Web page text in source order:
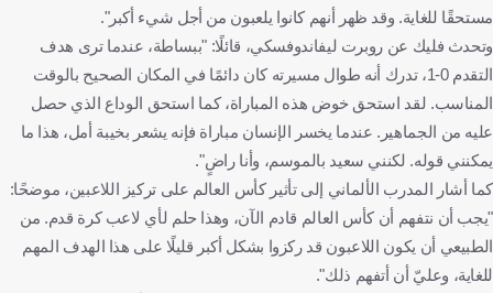
مستحقًا للغاية. وقد ظهر أنهم كانوا يلعبون من أجل شيء أكبر".
وتحدث فليك عن روبرت ليفاندوفسكي، قائلًا: "ببساطة، عندما ترى هدف
التقدم 0-1، تدرك أنه طوال مسيرته كان دائمًا في المكان الصحيح بالوقت
المناسب. لقد استحق خوض هذه المباراة، كما استحق الوداع الذي حصل
عليه من الجماهير. عندما يخسر الإنسان مباراة فإنه يشعر بخيبة أمل، هذا ما
يمكنني قوله. لكنني سعيد بالموسم، وأنا راضٍ".
كما أشار المدرب الألماني إلى تأثير كأس العالم على تركيز اللاعبين، موضحًا:
"يجب أن نتفهم أن كأس العالم قادم الآن، وهذا حلم لأي لاعب كرة قدم. من
الطبيعي أن يكون اللاعبون قد ركزوا بشكل أكبر قليلًا على هذا الهدف المهم
للغاية، وعليّ أن أتفهم ذلك".